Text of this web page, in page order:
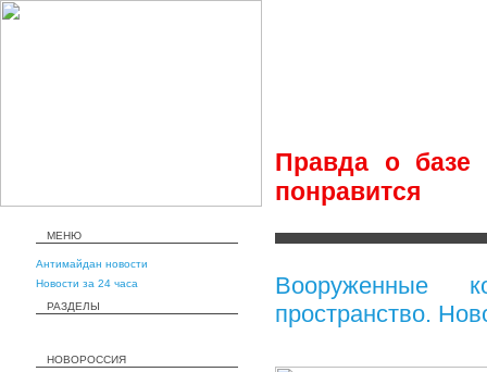
Правда о базе
понравится
МЕНЮ
Антимайдан новости
Новости за 24 часа
РАЗДЕЛЫ
НОВОРОССИЯ
Вооруженные
пространство.